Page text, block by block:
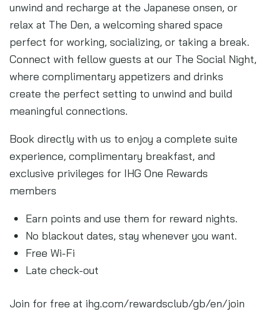
unwind and recharge at the Japanese onsen, or
relax at The Den, a welcoming shared space
perfect for working, socializing, or taking a break.
Connect with fellow guests at our The Social Night,
where complimentary appetizers and drinks
create the perfect setting to unwind and build
meaningful connections.
Book directly with us to enjoy a complete suite
experience, complimentary breakfast, and
exclusive privileges for IHG One Rewards
members
Earn points and use them for reward nights.
No blackout dates, stay whenever you want.
Free Wi-Fi
Late check-out
Join for free at ihg.com/rewardsclub/gb/en/join